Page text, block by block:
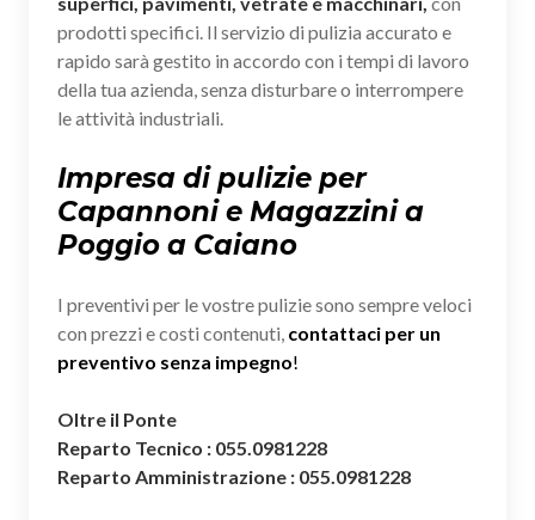
prodotti specifici. Il servizio di pulizia accurato e
rapido sarà gestito in accordo con i tempi di lavoro
della tua azienda, senza disturbare o interrompere
le attività industriali.
Impresa di pulizie per
Capannoni e Magazzini a
Poggio a Caiano
I preventivi per le vostre pulizie sono sempre veloci
con prezzi e costi contenuti, contattaci per un
preventivo senza impegno!
Oltre il Ponte
Reparto Tecnico : 055.0981228
Reparto Amministrazione : 055.0981228